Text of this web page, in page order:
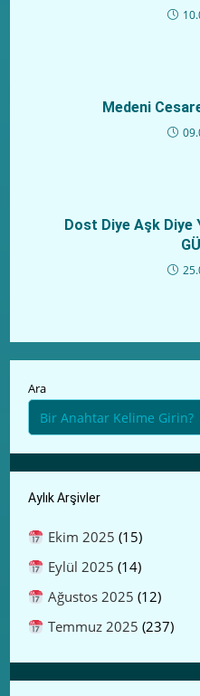
Medeni
Dost Diye Aşk Diye
Ara
Aylık Arşivler
Ekim 2025 (15)
Eylül 2025 (14)
Ağustos 2025 (12)
Temmuz 2025 (237)